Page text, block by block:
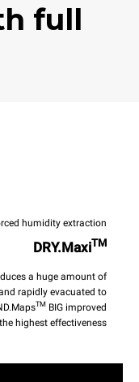
full
humidity extraction
DRY.MaxiTM
a huge amount of
rapidly evacuated to
TM BIG improved
highest effectiveness.